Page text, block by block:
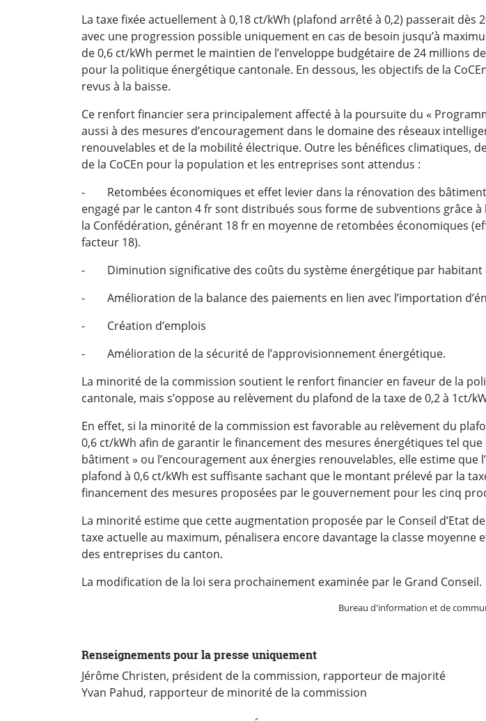
La taxe fixée actuellement à 0,18 ct/kWh (plafond arrêté à 0,2) passerait dès
avec une progression possible uniquement en cas de besoin jusqu’à
de 0,6 ct/kWh permet le maintien de l’enveloppe budgétaire de 24 millions
pour la politique énergétique cantonale. En dessous, les objectifs de la
revus à la baisse.
Ce renfort financier sera principalement affecté à la poursuite du «
aussi à des mesures d’encouragement dans le domaine des réseaux
renouvelables et de la mobilité électrique. Outre les bénéfices climatiques,
de la CoCEn pour la population et les entreprises sont attendus :
- Retombées économiques et effet levier dans la rénovation des
engagé par le canton 4 fr sont distribués sous forme de subventions grâce
la Confédération, générant 18 fr en moyenne de retombées économiques
facteur 18).
- Diminution significative des coûts du système énergétique par habitant
- Amélioration de la balance des paiements en lien avec l’importation
- Création d’emplois
- Amélioration de la sécurité de l’approvisionnement énergétique.
La minorité de la commission soutient le renfort financier en faveur de la
cantonale, mais s’oppose au relèvement du plafond de la taxe de 0,2 à 1ct/
En effet, si la minorité de la commission est favorable au relèvement du
0,6 ct/kWh afin de garantir le financement des mesures énergétiques tel que
bâtiment » ou l’encouragement aux énergies renouvelables, elle estime que
plafond à 0,6 ct/kWh est suffisante sachant que le montant prélevé par la
financement des mesures proposées par le gouvernement pour les cinq
La minorité estime que cette augmentation proposée par le Conseil d’Etat
taxe actuelle au maximum, pénalisera encore davantage la classe moyenne
des entreprises du canton.
La modification de la loi sera prochainement examinée par le Grand Conseil.
Bureau d'information et de
Renseignements pour la presse uniquement
Jérôme Christen, président de la commission, rapporteur de majorité
Yvan Pahud, rapporteur de minorité de la commission